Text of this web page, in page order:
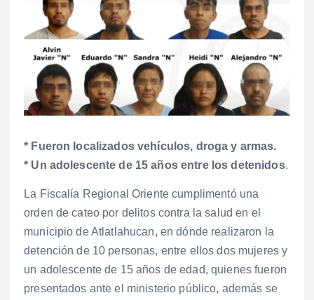
* Fueron localizados vehículos, droga y armas.
* Un adolescente de 15 años entre los detenidos.
La Fiscalía Regional Oriente cumplimentó una
orden de cateo por delitos contra la salud en el
municipio de Atlatlahucan, en dónde realizaron la
detención de 10 personas, entre ellos dos mujeres y
un adolescente de 15 años de edad, quienes fueron
presentados ante el ministerio público, además se